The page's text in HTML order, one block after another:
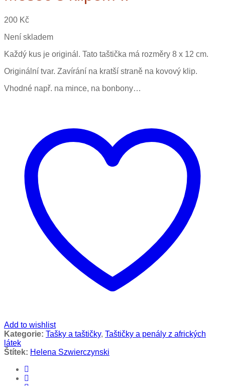
200 Kč
Není skladem
Každý kus je originál. Tato taštička má rozměry 8 x 12 cm.
Originální tvar. Zavírání na kratší straně na kovový klip.
Vhodné např. na mince, na bonbony…
Add to wishlist
Kategorie: Tašky a taštičky, Taštičky a penály z afrických
látek
Štítek: Helena Szwierczynski